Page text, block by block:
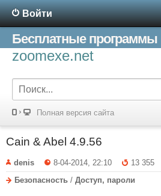
Войти
Бесплатные программы
zoomexe.net
Полная версия сайта
Cain & Abel 4.9.56
denis 8-04-2014, 22:10
13 355
Безопасность / Доступ, пароли